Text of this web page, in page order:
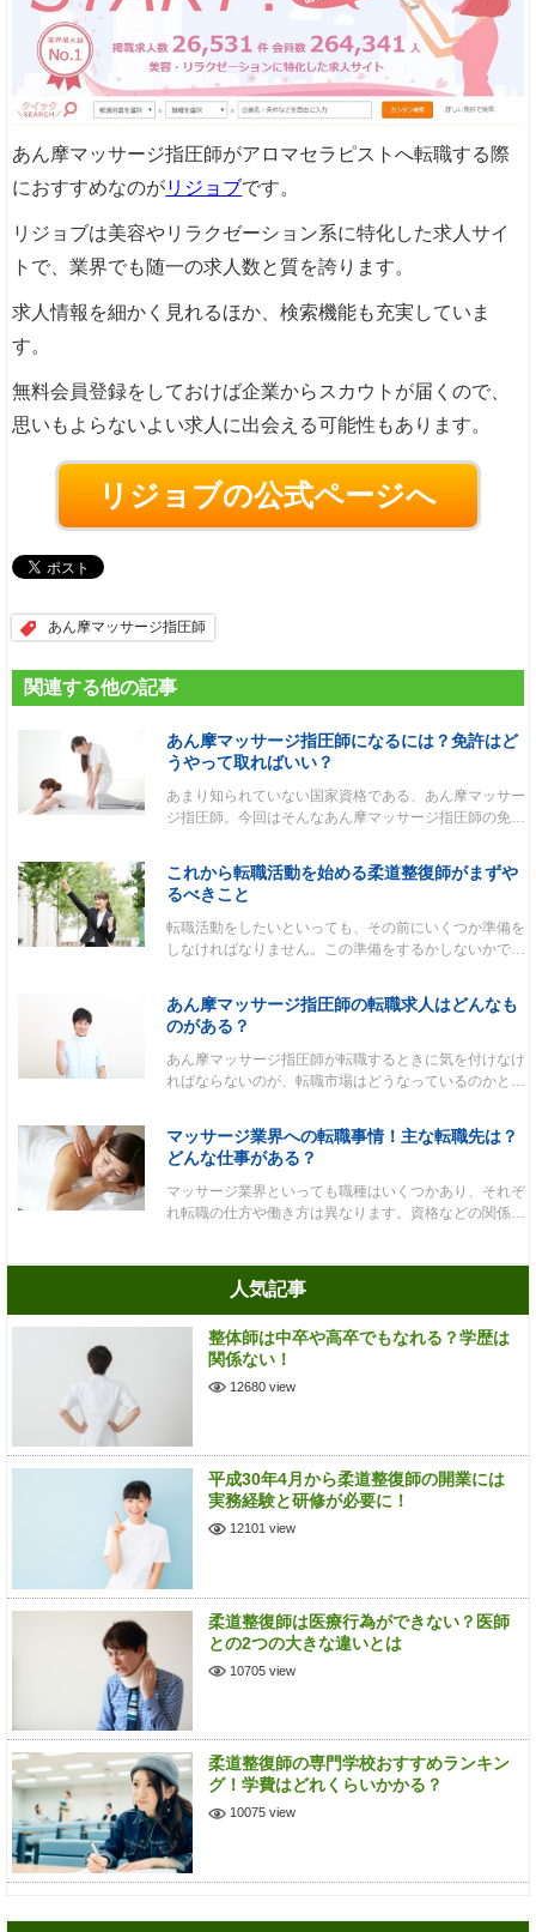
あん摩マッサージ指圧師がアロマセラピストへ転職する際
におすすめなのがリジョブです。
リジョブは美容やリラクゼーション系に特化した求人サイ
トで、業界でも随一の求人数と質を誇ります。
求人情報を細かく見れるほか、検索機能も充実していま
す。
無料会員登録をしておけば企業からスカウトが届くので、
思いもよらないよい求人に出会える可能性もあります。
リジョブの公式ページへ
あん摩マッサージ指圧師
関連する他の記事
あん摩マッサージ指圧師になるには？免許はど
うやって取ればいい？
あまり知られていない国家資格である、あん摩マッサー
ジ指圧師。今回はそんなあん摩マッサージ指圧師の免…
これから転職活動を始める柔道整復師がまずや
るべきこと
転職活動をしたいといっても、その前にいくつか準備を
しなければなりません。この準備をするかしないかで…
あん摩マッサージ指圧師の転職求人はどんなも
のがある？
あん摩マッサージ指圧師が転職するときに気を付けなけ
ればならないのが、転職市場はどうなっているのかと…
マッサージ業界への転職事情！主な転職先は？
どんな仕事がある？
マッサージ業界といっても職種はいくつかあり、それぞ
れ転職の仕方や働き方は異なります。資格などの関係…
人気記事
整体師は中卒や高卒でもなれる？学歴は
関係ない！
12680 view
平成30年4月から柔道整復師の開業には
実務経験と研修が必要に！
12101 view
柔道整復師は医療行為ができない？医師
との2つの大きな違いとは
10705 view
柔道整復師の専門学校おすすめランキン
グ！学費はどれくらいかかる？
10075 view